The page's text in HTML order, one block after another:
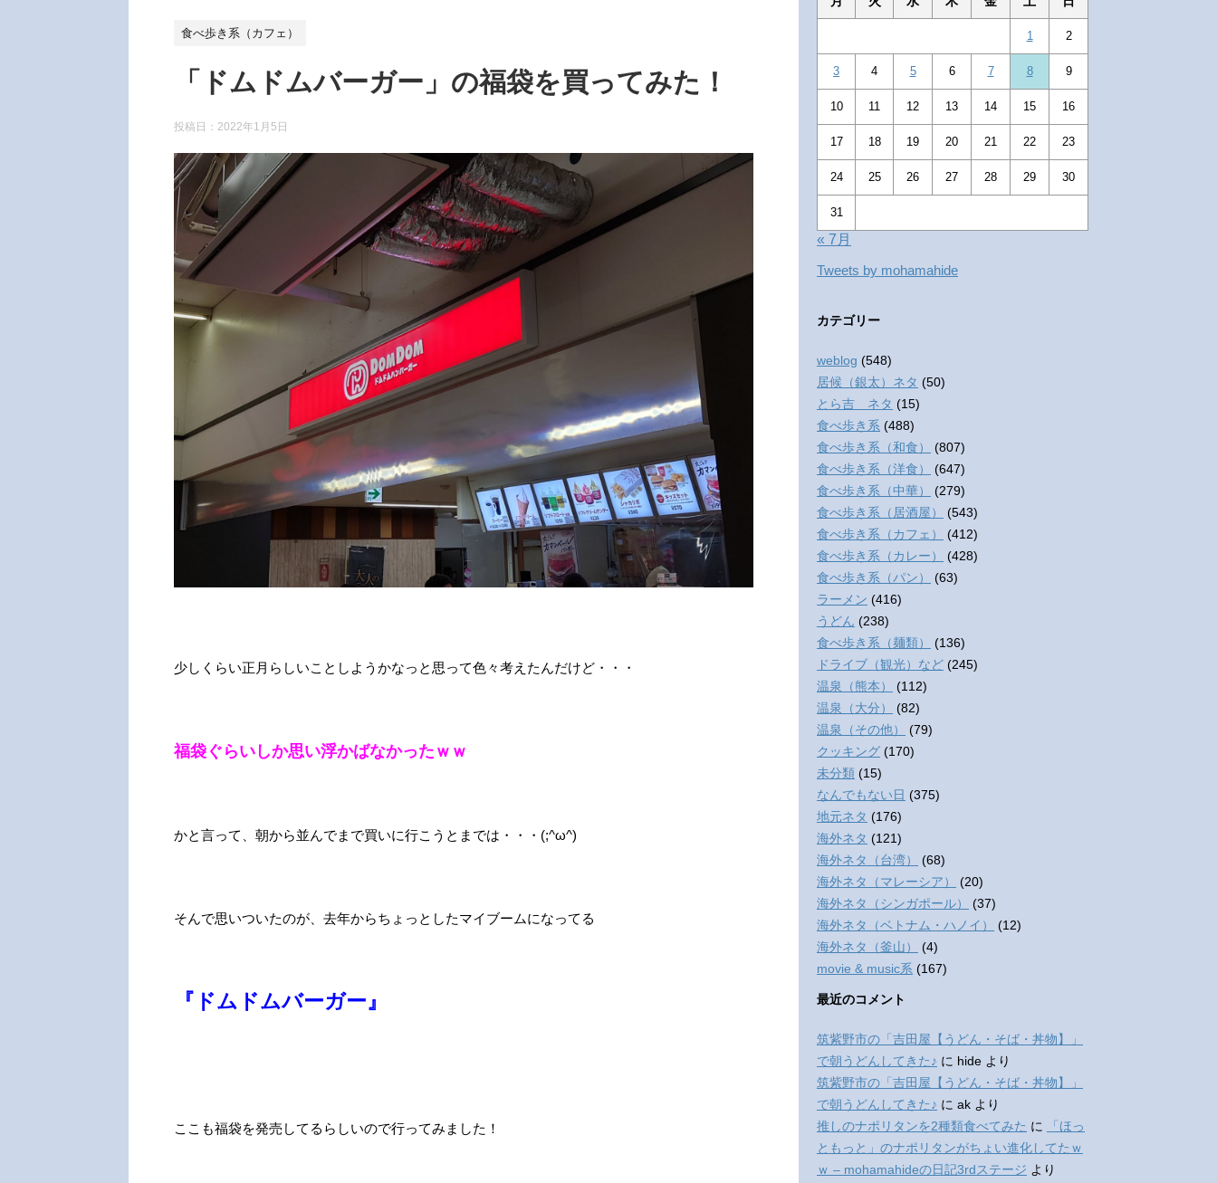
食べ歩き系（カフェ）
「ドムドムバーガー」の福袋を買ってみた！
投稿日： 2022年1月5日
少しくらい正月らしいことしようかなっと思って色々考えたんだけど・・・
福袋ぐらいしか思い浮かばなかったｗｗ
かと言って、朝から並んでまで買いに行こうとまでは・・・(;^ω^)
そんで思いついたのが、去年からちょっとしたマイブームになってる
『ドムドムバーガー』
ここも福袋を発売してるらしいので行ってみました！
1 2
3 4 5 6 7 8 9
10 11 12 13 14 15 16
17 18 19 20 21 22 23
24 25 26 27 28 29 30
31
« 7月
Tweets by mohamahide
カテゴリー
weblog (548)
居候（銀太）ネタ (50)
とら吉 ネタ (15)
食べ歩き系 (488)
食べ歩き系（和食）
(807)
食べ歩き系（洋食）
(647)
食べ歩き系（中華）
(279)
食べ歩き系（居酒屋）
(543)
食べ歩き系（カフェ）
(412)
食べ歩き系（カレー）
(428)
食べ歩き系（パン）
(63)
ラーメン (416)
うどん (238)
食べ歩き系（麺類）
(136)
ドライブ（観光）など (245)
温泉（熊本）
(112)
温泉（大分）
(82)
温泉（その他）
(79)
クッキング (170)
未分類 (15)
なんでもない日 (375)
地元ネタ (176)
海外ネタ (121)
海外ネタ（台湾）
(68)
海外ネタ（マレーシア）
(20)
海外ネタ（シンガポール）
(37)
海外ネタ（ベトナム・ハノイ）
(12)
海外ネタ（釜山）
(4)
movie & music系 (167)
最近のコメント
筑紫野市の「吉田屋【うどん・そば・丼物】」
で朝うどんしてきた♪ に hide より
筑紫野市の「吉田屋【うどん・そば・丼物】」
で朝うどんしてきた♪ に ak より
推しのナポリタンを2種類食べてみた に
「ほっ
ともっと」のナポリタンがちょい進化してたｗ
ｗ – mohamahideの日記3rdステージ より